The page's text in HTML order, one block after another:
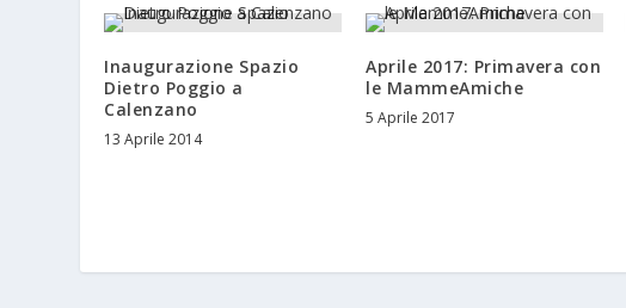
Inaugurazione Spazio
Dietro Poggio a
Calenzano
13 Aprile 2014
Aprile 2017: Primavera con
le MammeAmiche
5 Aprile 2017